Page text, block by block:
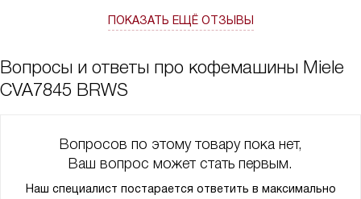
пользовательских напитков уже все сохранены под разное
ПОКАЗАТЬ ЕЩЁ ОТЗЫВЫ
Вопросы и ответы про кофемашины Miele
CVA7845 BRWS
Вопросов по этому товару пока нет,
Ваш вопрос может стать первым.
Наш специалист постарается ответить в максимально